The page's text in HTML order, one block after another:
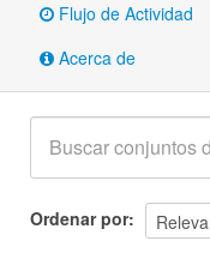
Flujo de Actividad
Acerca de
Ordenar por